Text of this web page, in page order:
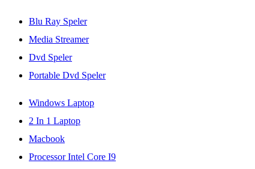
Blu Ray Speler
Media Streamer
Dvd Speler
Portable Dvd Speler
Windows Laptop
2 In 1 Laptop
Macbook
Processor Intel Core I9